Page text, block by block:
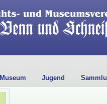
Museum Jugend